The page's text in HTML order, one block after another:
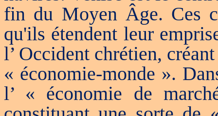
fin du Moyen Âge. Ces
qu'ils étendent leur
l’ Occident chrétien,
« économie-monde ».
l’ « économie de